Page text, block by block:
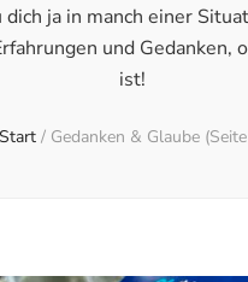
ja in manch einer
und
ist!
Start / Gedanken & Glaube